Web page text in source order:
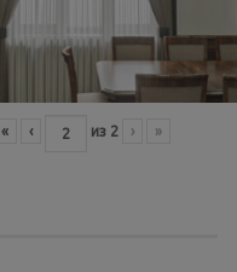
« ‹ из 2 › »